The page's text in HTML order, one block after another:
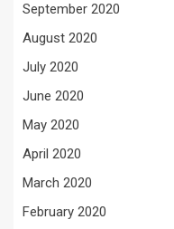
September 2020
August 2020
July 2020
June 2020
May 2020
April 2020
March 2020
February 2020